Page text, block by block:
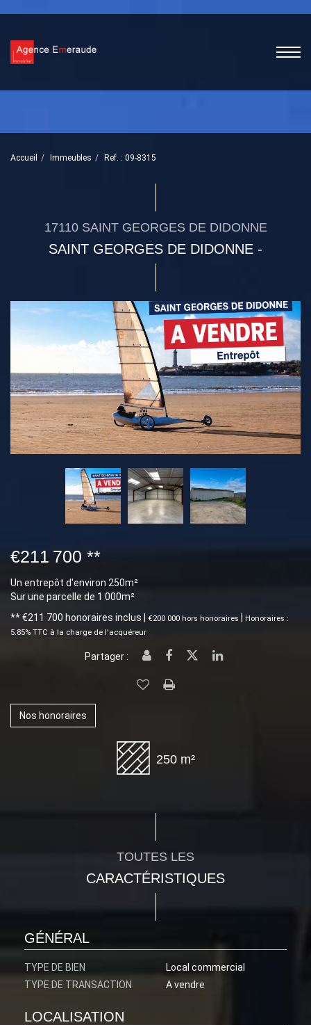
Accueil Immeubles Ref. : 09-8315
17110 SAINT GEORGES DE DIDONNE
SAINT GEORGES DE DIDONNE -
€211 700 **
Un entrepôt d'environ 250m²
Sur une parcelle de 1 000m²
** €211 700 honoraires inclus €200 000 hors honoraires
Honoraires :
5.85% TTC à la charge de l'acquéreur
Partager :
Nos honoraires
250 m²
TOUTES LES
CARACTÉRISTIQUES
GÉNÉRAL
TYPE DE BIEN
Local commercial
TYPE DE TRANSACTION
A vendre
LOCALISATION